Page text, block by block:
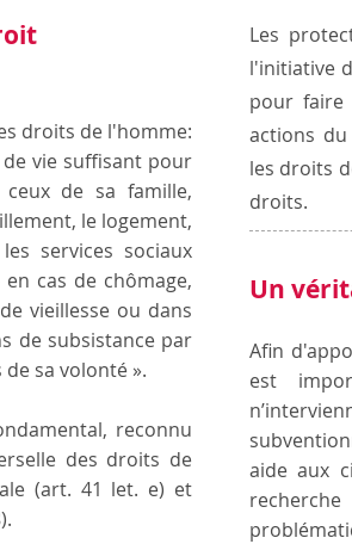
droits de l'homme:
vie suffisant pour
de sa famille,
le logement,
services sociaux
cas de chômage,
vieillesse ou dans
de subsistance par
sa volonté ».
reconnu
des droits de
(art. 41 let. e) et
Les
l'initiative
pour
actions
les droits
droits.
Un
Afin
est
aide aux